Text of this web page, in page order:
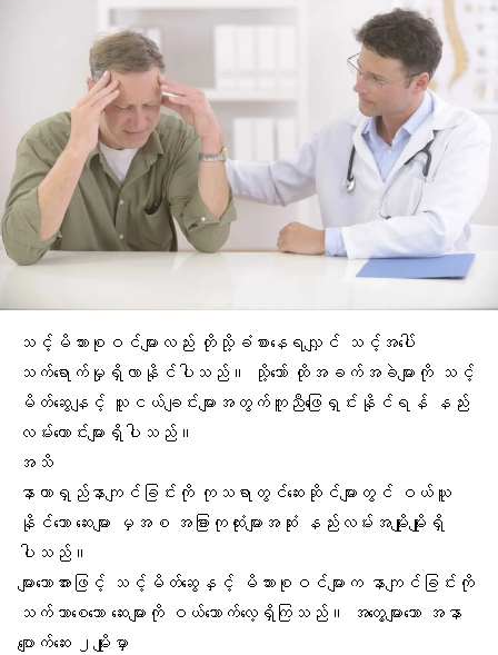
သင့်မိသားစုဝင်များလည်း တိုသို့ခံစားနေရလျှင် သင့်အပေါ်
သက်ရောက်မှုရှိလာနိုင်ပါသည်။ သို့သော် ထိုအခက်အခဲများကို သင့်
မိတ်ဆွေနျင့် သူငယ်ချင်းများအတွက်ကူညီဖြေရှင်းနိုင်ရန် နည်း
လမ်းကောင်းများရှိပါသည်။
အသိ
နာတာရှည်နာကျင်ခြင်းကို ကုသရာတွင်ဆေးဆိုင်များတွင် ဝယ်ယူ
နိုင်သော ဆေးများ မှအစ အခြားကုထုံးများအဆုံး နည်းလမ်းအမျိုးမျိုးရှိ
ပါသည်။
များသောအားဖြင့် သင့်မိတ်ဆွေနှင့် မိသားစုဝင်များက နာကျင်ခြင်းကို
သက်သာစေသော ဆေးများကို ဝယ်သောက်လေ့ရှိကြသည်။ အတွေ့များသော အနာ
ပျောက်ဆေး ၂မျိုးမှာ